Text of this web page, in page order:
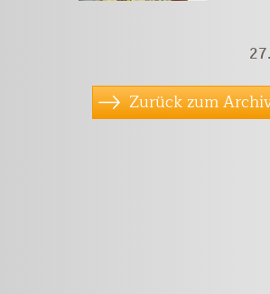
Zurück zum